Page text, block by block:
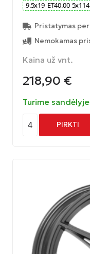
9.5x19 ET40.00 5x
Pristatymas
Nemokamas
Kaina už vnt.
218,90 €
Turime sandėlyje
4 PIRKTI